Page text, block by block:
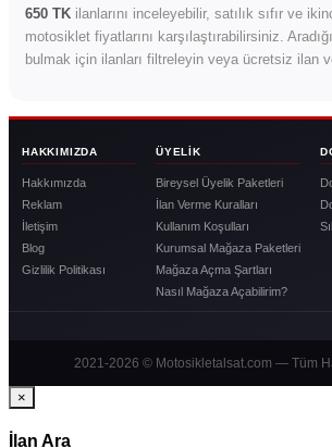
650 TK ilanlarını inceleyebilir, satılık sıfır ve
motosiklet fiyatlarını karşılaştırabilirsiniz.
bulmak için ilanları filtreleyin veya ücretsiz ilan
HAKKIMIZDA
Hakkımızda
Reklam
İletişim
Blog
Gizlilik Politikası
ÜYELIK
Bireysel Üyelik Paketleri
İlan Verme Kuralları
Kullanım Koşulları
Kurumsal Mağaza Paketleri
Mağaza Açma Şartları
Nasıl Mağaza Açabilirim?
2021-2026 © Motosikletalsat.com — Tüm
×
İlan Ara